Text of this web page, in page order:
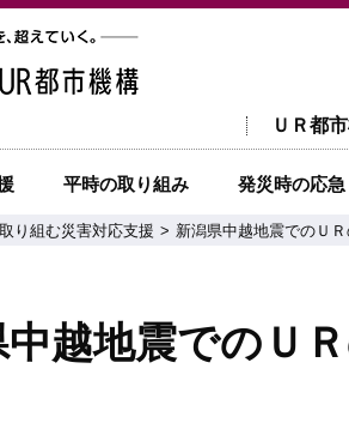
ＵＲ都
平時の取り組み 発災時の応
り組む災害対応支援 新潟県中越地震でのＵ
中越地震でのＵ